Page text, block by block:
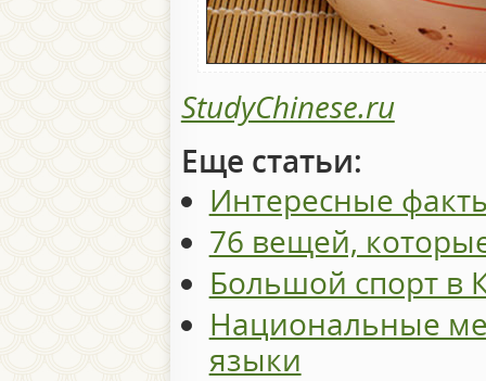
StudyChinese.ru
Еще статьи:
Интересные
76 вещей,
Большой спорт в
Национальные
языки